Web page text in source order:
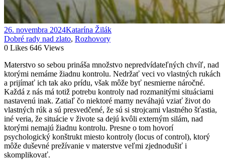
26. novembra 2024Katarína Žilák
Dobré rady nad zlato, Rozhovory
0 Likes 646 Views
Materstvo so sebou prináša množstvo nepredvídateľných chvíľ, nad
ktorými nemáme žiadnu kontrolu. Nedržať veci vo vlastných rukách
a prijímať ich tak ako prídu, však môže byť nesmierne náročné.
Každá z nás má totiž potrebu kontroly nad rozmanitými situáciami
nastavenú inak. Zatiaľ čo niektoré mamy neváhajú vziať život do
vlastných rúk a sú presvedčené, že sú si strojcami vlastného šťastia,
iné veria, že situácie v živote sa dejú kvôli externým silám, nad
ktorými nemajú žiadnu kontrolu. Presne o tom hovorí
psychologický konštrukt miesto kontroly (locus of control), ktorý
môže duševné prežívanie v materstve veľmi zjednodušiť i
skomplikovať.